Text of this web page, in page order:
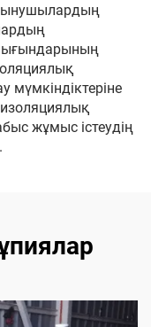
мүмкіндіктеріне
жұмыс істеудің